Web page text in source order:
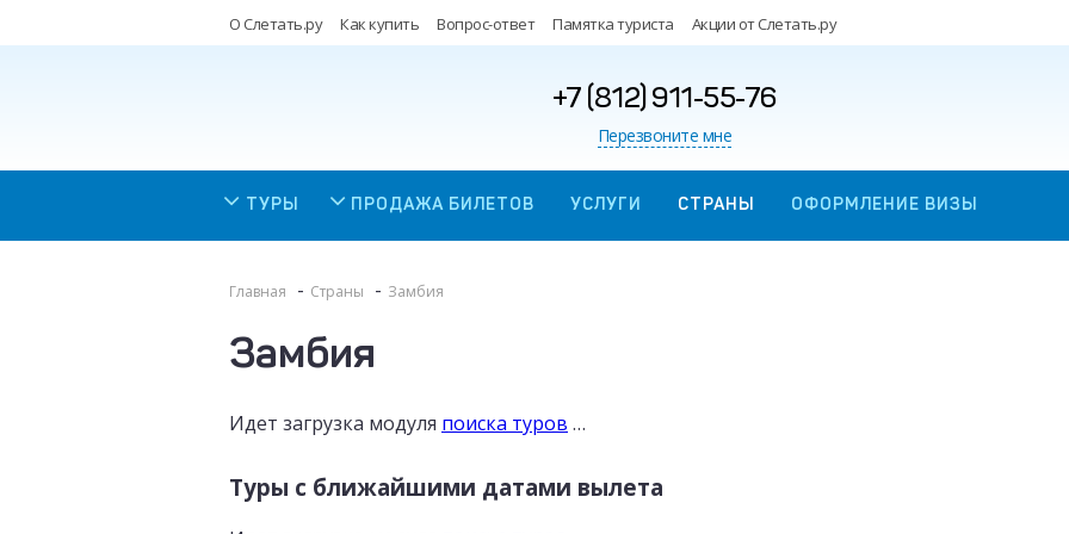
О Слетать.ру Как купить Вопрос-ответ Памятка туриста Акции от Слетать.ру
+7 (812) 911-55-76
Перезвоните мне
ТУРЫ ПРОДАЖА БИЛЕТОВ УСЛУГИ СТРАНЫ ОФОРМЛЕНИЕ ВИЗЫ
Главная Страны Замбия
Замбия
Идет загрузка модуля поиска туров …
Туры с ближайшими датами вылета